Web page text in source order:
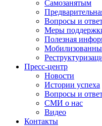
Самозанятым
Вопросы и
Меры
Полезная
Пресс-центр
Новости
Истории успеха
Вопросы и
СМИ о нас
Видео
Контакты